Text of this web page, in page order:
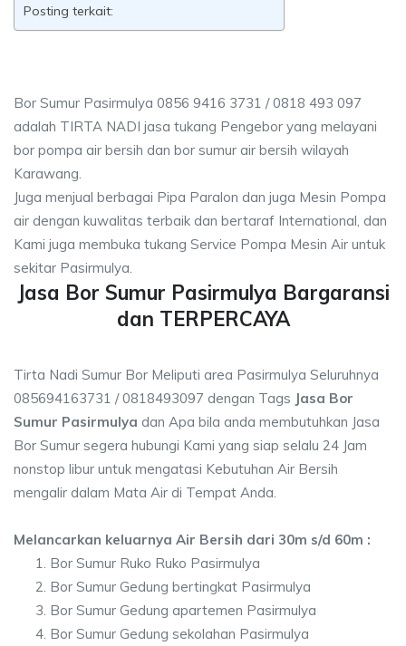
Posting terkait:
Bor Sumur Pasirmulya 0856 9416 3731 / 0818 493 097
adalah TIRTA NADI jasa tukang Pengebor yang melayani
bor pompa air bersih dan bor sumur air bersih wilayah
Karawang.
Juga menjual berbagai Pipa Paralon dan juga Mesin Pompa
air dengan kuwalitas terbaik dan bertaraf International, dan
Kami juga membuka tukang Service Pompa Mesin Air untuk
sekitar Pasirmulya.
Jasa Bor Sumur Pasirmulya Bargaransi
dan TERPERCAYA
Tirta Nadi Sumur Bor Meliputi area Pasirmulya Seluruhnya
085694163731 / 0818493097 dengan Tags Jasa Bor
Sumur Pasirmulya dan Apa bila anda membutuhkan Jasa
Bor Sumur segera hubungi Kami yang siap selalu 24 Jam
nonstop libur untuk mengatasi Kebutuhan Air Bersih
mengalir dalam Mata Air di Tempat Anda.
Melancarkan keluarnya Air Bersih dari 30m s/d 60m :
Bor Sumur Ruko Ruko Pasirmulya
Bor Sumur Gedung bertingkat Pasirmulya
Bor Sumur Gedung apartemen Pasirmulya
Bor Sumur Gedung sekolahan Pasirmulya